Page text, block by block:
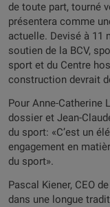
de toute part, tourné
présentera comme
actuelle. Devisé à 11
soutien de la BCV,
sport et du Centre
construction devrait
Pour Anne-Catherine
dossier et Jean-
du sport: «C’est un
engagement en
du sport».
Pascal Kiener, CEO
dans une longue